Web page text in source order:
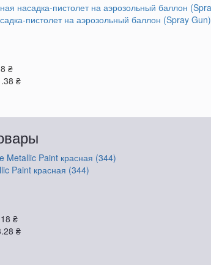
пистолет на аэрозольный баллон (Spray Gun)
₴
₴
Paint красная (344)
₴
₴